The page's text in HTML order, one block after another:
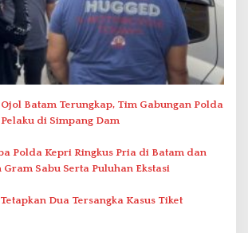
Ojol Batam Terungkap, Tim Gabungan Polda
di Simpang Dam
Polda Kepri Ringkus Pria di Batam dan
Gram Sabu Serta Puluhan Ekstasi
Dua Tersangka Kasus Tiket